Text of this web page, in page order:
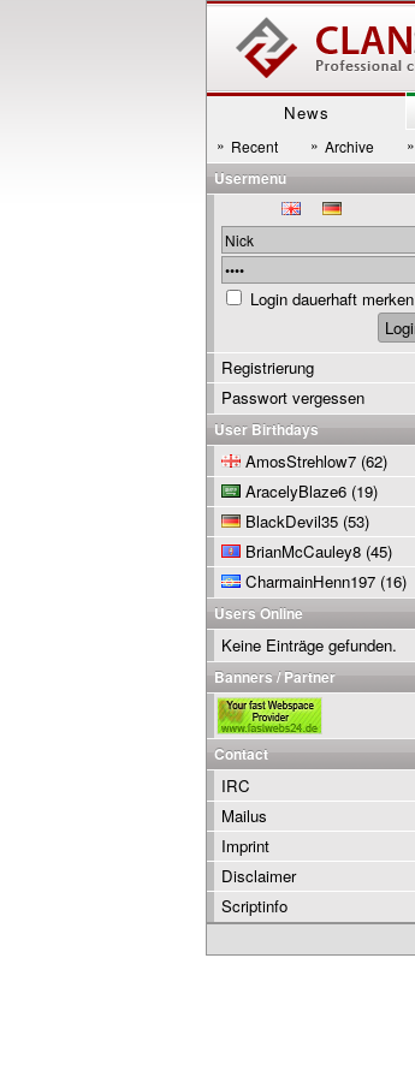
News
» Recent » Archive »
Usermenu
Login dauerhaft merken
Registrierung
Passwort vergessen
User Birthdays
AmosStrehlow7 (62)
AracelyBlaze6 (19)
BlackDevil35 (53)
BrianMcCauley8 (45)
CharmainHenn197 (16)
Users Online
Keine Einträge gefunden.
Banners / Partner
Contact
IRC
Mailus
Imprint
Disclaimer
Scriptinfo